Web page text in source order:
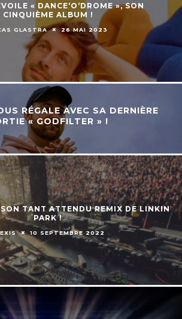
« DANCE‘O‘DROME », SON
CINQUIÈME ALBUM !
GLASTRA 26 MAI 2023
RÉGALE AVEC SA DERNIÈRE
« GODFILTER » !
TANT ATTENDU REMIX DE LINKIN
PARK !
10 SEPTEMBRE 2022